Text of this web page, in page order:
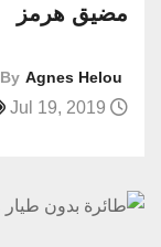
مضيق هرمز
By Agnes Helou